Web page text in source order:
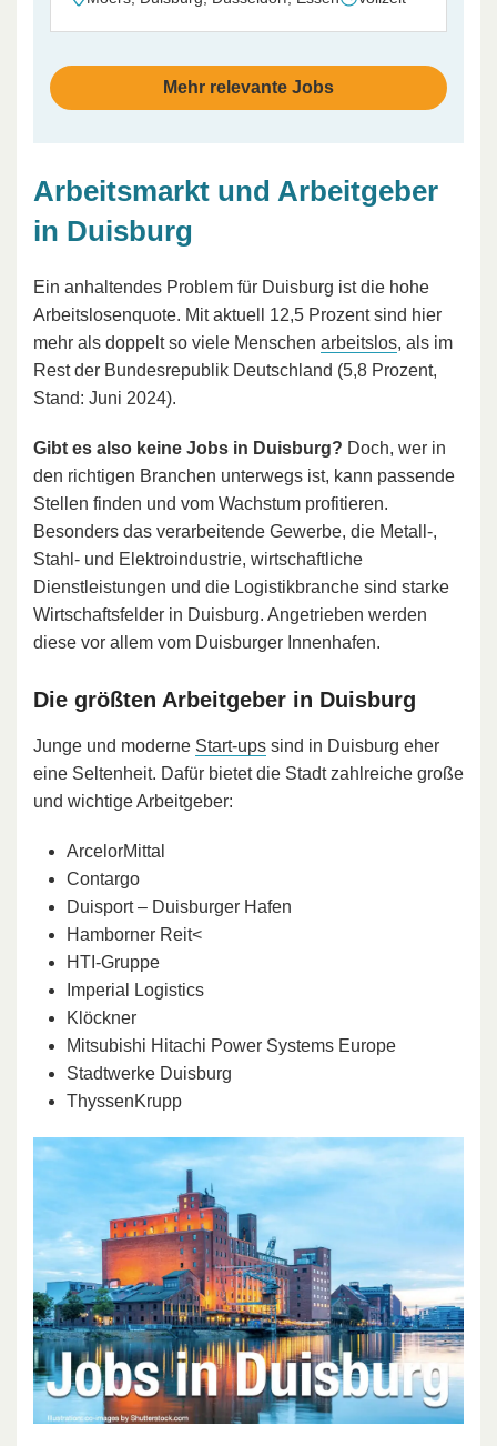
Mehr relevante Jobs
Arbeitsmarkt und Arbeitgeber
in Duisburg
Ein anhaltendes Problem für Duisburg ist die hohe
Arbeitslosenquote. Mit aktuell 12,5 Prozent sind hier
mehr als doppelt so viele Menschen arbeitslos, als im
Rest der Bundesrepublik Deutschland (5,8 Prozent,
Stand: Juni 2024).
Gibt es also keine Jobs in Duisburg? Doch, wer in
den richtigen Branchen unterwegs ist, kann passende
Stellen finden und vom Wachstum profitieren.
Besonders das verarbeitende Gewerbe, die Metall-,
Stahl- und Elektroindustrie, wirtschaftliche
Dienstleistungen und die Logistikbranche sind starke
Wirtschaftsfelder in Duisburg. Angetrieben werden
diese vor allem vom Duisburger Innenhafen.
Die größten Arbeitgeber in Duisburg
Junge und moderne Start-ups sind in Duisburg eher
eine Seltenheit. Dafür bietet die Stadt zahlreiche große
und wichtige Arbeitgeber:
ArcelorMittal
Contargo
Duisport – Duisburger Hafen
Hamborner Reit<
HTI-Gruppe
Imperial Logistics
Klöckner
Mitsubishi Hitachi Power Systems Europe
Stadtwerke Duisburg
ThyssenKrupp